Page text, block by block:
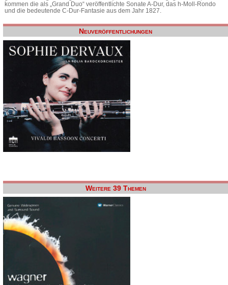
kommen die als „Grand Duo“ veröffentlichte Sonate A-Dur, das h-Moll-Rondo
und die bedeutende C-Dur-Fantasie aus dem Jahr 1827.
Neuveröffentlichungen
Weitere 39 Themen